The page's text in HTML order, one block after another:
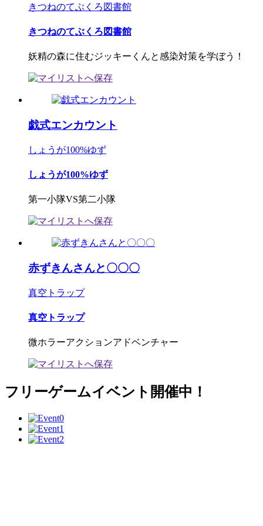
きつねのてぶくろ図書館
きつねのてぶくろ図書館
妖精の森に住むジッキーくんと感染対策を学ぼう！
戯式エンカウント
しょうが100%ゆず
しょうが100%ゆず
第一小隊VS第二小隊
赤ずきんさんと〇〇〇
真空トラップ
真空トラップ
微ホラーアクションアドベンチャー
フリーゲームイベント開催中！